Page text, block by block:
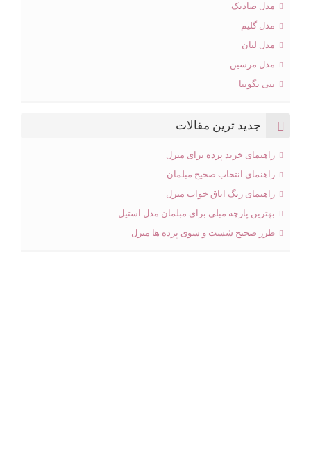
مدل صادیک
مدل گلیم
مدل لیان
مدل مرسین
ینی بگونیا
جدید ترین مقالات
راهنمای خرید پرده برای منزل
راهنمای انتخاب صحیح مبلمان
راهنمای رنگ اتاق خواب منزل
بهترین پارچه مبلی برای مبلمان مدل استیل
طرز صحیح شست و شوی پرده ها منزل